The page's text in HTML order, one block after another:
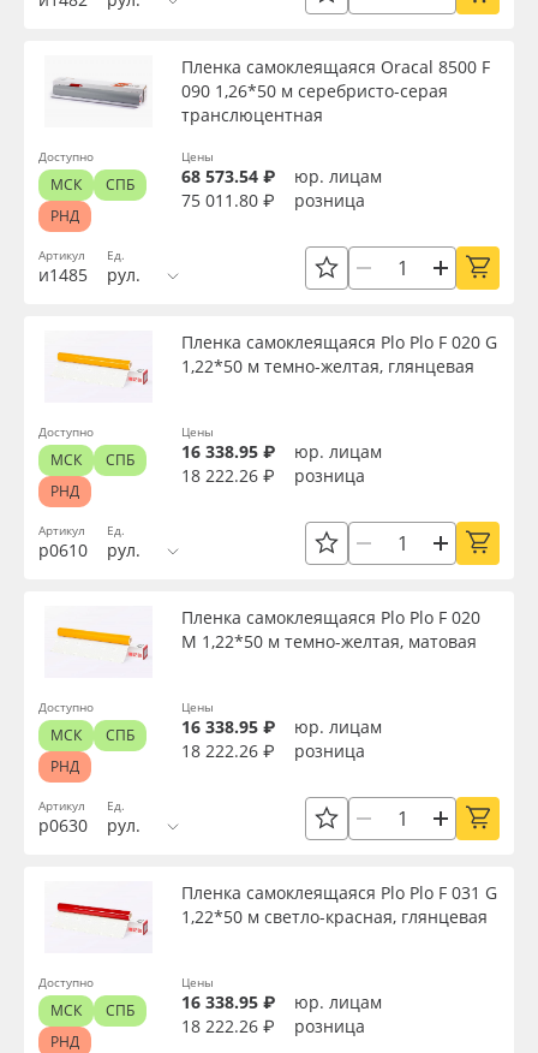
Артикул
и1485
Пленка самоклеящаяся Oracal 8500 F
090 1,26*50 м серебристо-серая
транслюцентная
Ед.
рул.
Цены
68 573.54 ₽
юр. лицам
75 011.80 ₽
розница
Доступно
МСК
СПБ
РНД
Артикул
р0610
Пленка самоклеящаяся Plo Plo F 020 G
1,22*50 м темно-желтая, глянцевая
Ед.
рул.
Цены
16 338.95 ₽
юр. лицам
18 222.26 ₽
розница
Доступно
МСК
СПБ
РНД
Артикул
р0630
Пленка самоклеящаяся Plo Plo F 020
M 1,22*50 м темно-желтая, матовая
Ед.
рул.
Цены
16 338.95 ₽
юр. лицам
18 222.26 ₽
розница
Доступно
МСК
СПБ
РНД
Пленка самоклеящаяся Plo Plo F 031 G
1,22*50 м светло-красная, глянцевая
Цены
16 338.95 ₽
юр. лицам
18 222.26 ₽
розница
Доступно
МСК
СПБ
РНД